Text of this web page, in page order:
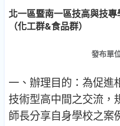
北一區暨南一區技高與技
（化工群&食品群）
發布單
一 、 辦理目的 ： 為促進
技術型高中間之交流 ，
師長分享自身學校之案